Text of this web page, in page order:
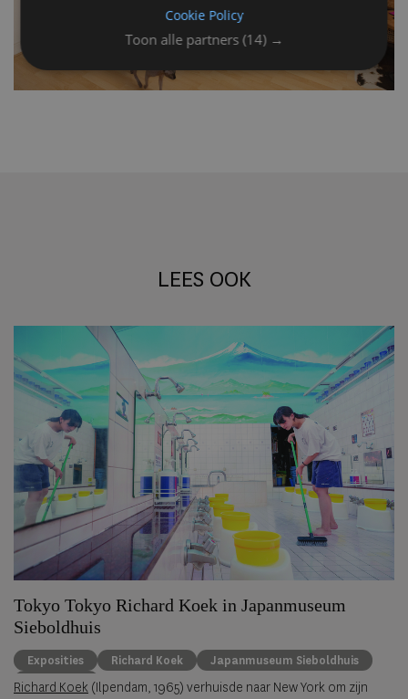
LEES OOK
Tokyo Tokyo Richard Koek in Japanmuseum
Sieboldhuis
Exposities Richard Koek
Japanmuseum Sieboldhuis
fotografie
Richard Koek (Ilpendam, 1965) verhuisde naar New York om zijn
Toon alle partners (14) →
Cookie Policy